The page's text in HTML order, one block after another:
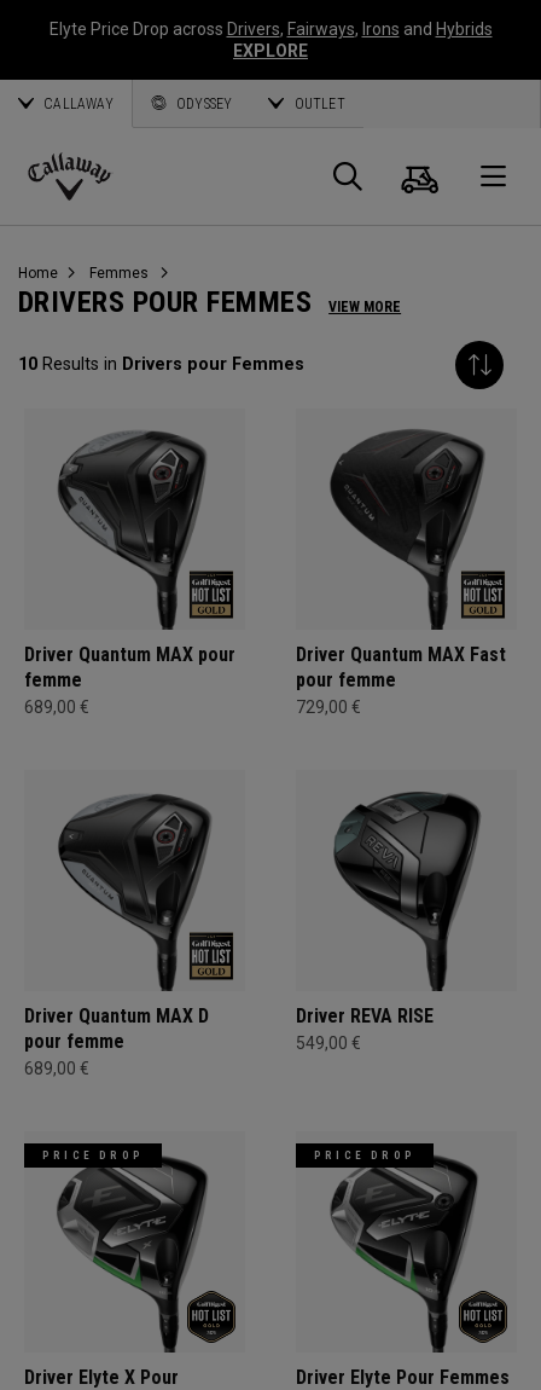
Elyte Price Drop across Drivers, Fairways, Irons and Hybrids
EXPLORE
CALLAWAY ODYSSEY OUTLET
Callaway
Panier
Home Femmes
DRIVERS POUR FEMMES VIEW MORE
10 Results in Drivers pour Femmes
Driver Quantum MAX pour
femme
689,00 €
Driver Quantum MAX Fast
pour femme
729,00 €
Driver Quantum MAX D
pour femme
689,00 €
Driver REVA RISE
549,00 €
PRICE DROP
Driver Elyte X Pour
PRICE DROP
Driver Elyte Pour Femmes